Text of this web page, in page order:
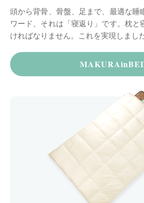
頭から背骨、骨盤、足まで、最適な睡
ワード、それは「寝返り」です。 枕と
ければなりません。
これを実現しまし